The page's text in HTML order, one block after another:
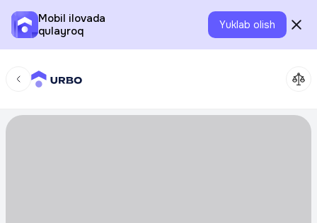
Mobil ilovada
qulayroq
Yuklab olish